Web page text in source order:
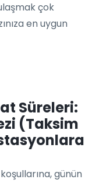
çok
en uygun
Süreleri:
(Taksim
günün